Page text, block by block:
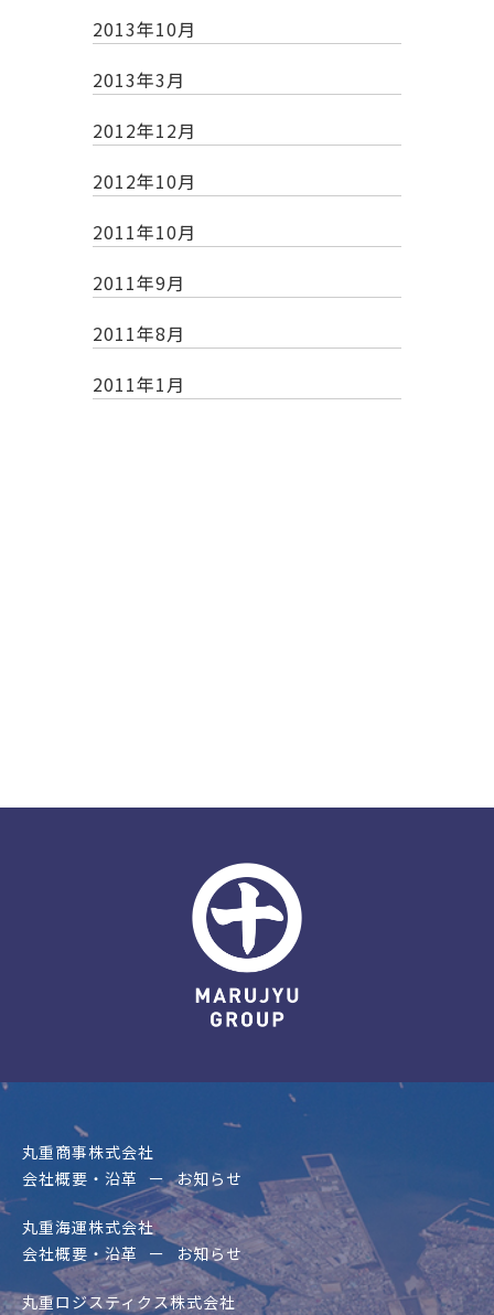
2013年10月
2013年3月
2012年12月
2012年10月
2011年10月
2011年9月
2011年8月
2011年1月
丸重商事株式会社
会社概要・沿革
お知らせ
丸重海運株式会社
会社概要・沿革
お知らせ
丸重ロジスティクス株式会社